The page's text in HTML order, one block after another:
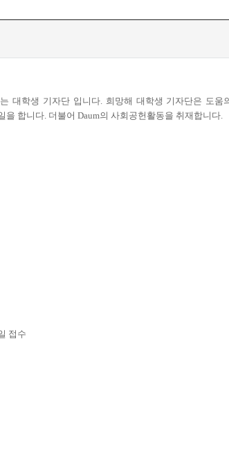
학생 기자단 입니다. 희망해 대학생 기자단은 도움
합니다. 더불어 Daum의 사회공헌활동을 취재합니다.
접수